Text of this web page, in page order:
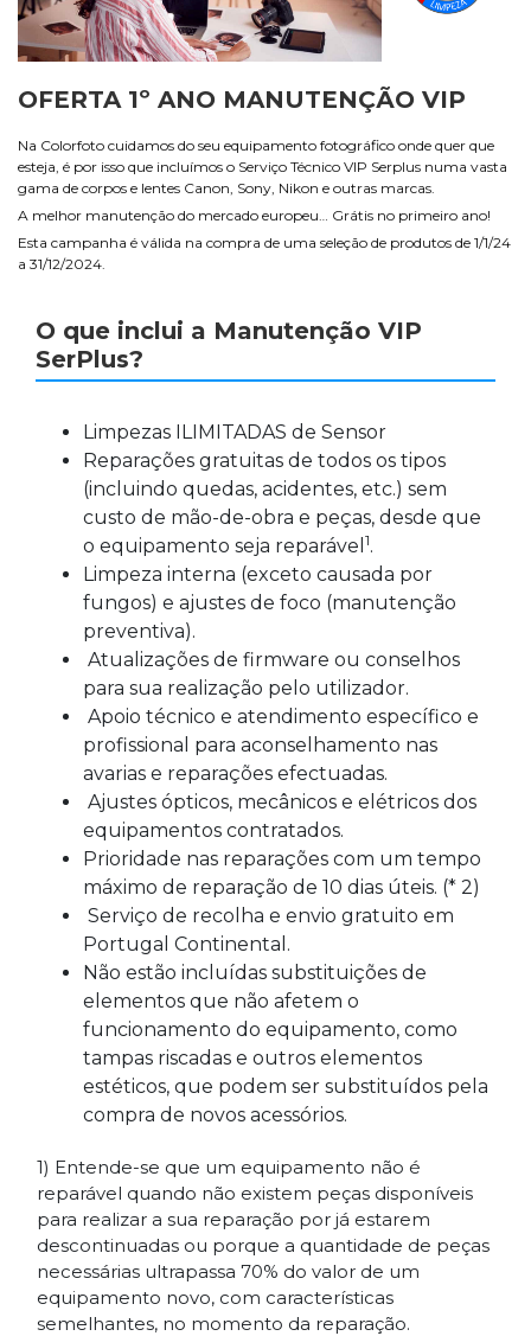
OFERTA 1º ANO MANUTENÇÃO VIP
Na Colorfoto cuidamos do seu equipamento fotográfico onde quer que
esteja, é por isso que incluímos o Serviço Técnico VIP Serplus numa vasta
gama de corpos e lentes Canon, Sony, Nikon e outras marcas.
A melhor manutenção do mercado europeu… Grátis no primeiro ano!
Esta campanha é válida na compra de uma seleção de produtos de 1/1/24
a 31/12/2024.
O que inclui a Manutenção VIP
SerPlus?
Limpezas ILIMITADAS de Sensor
Reparações gratuitas de todos os tipos
(incluindo quedas, acidentes, etc.) sem
custo de mão-de-obra e peças, desde que
o equipamento seja reparável 1.
Limpeza interna (exceto causada por
fungos) e ajustes de foco (manutenção
preventiva).
Atualizações de firmware ou conselhos
para sua realização pelo utilizador.
Apoio técnico e atendimento específico e
profissional para aconselhamento nas
avarias e reparações efectuadas.
Ajustes ópticos, mecânicos e elétricos dos
equipamentos contratados.
Prioridade nas reparações com um tempo
máximo de reparação de 10 dias úteis. (* 2)
Serviço de recolha e envio gratuito em
Portugal Continental.
Não estão incluídas substituições de
elementos que não afetem o
funcionamento do equipamento, como
tampas riscadas e outros elementos
estéticos, que podem ser substituídos pela
compra de novos acessórios.
1) Entende-se que um equipamento não é
reparável quando não existem peças disponíveis
para realizar a sua reparação por já estarem
descontinuadas ou porque a quantidade de peças
necessárias ultrapassa 70% do valor de um
equipamento novo, com características
semelhantes, no momento da reparação.